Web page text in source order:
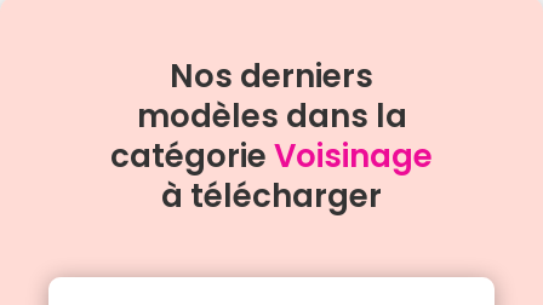
Nos derniers
modèles dans la
catégorieVoisinage
à télécharger